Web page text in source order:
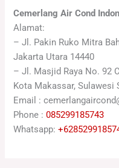
Cemerlang Air Cond
Alamat:
– Jl. Pakin Ruko Mitra
Jakarta Utara 14440
– Jl. Masjid Raya No. 92
Kota Makassar, Sulawesi
Email :
Phone :085299185743
Whatsapp: